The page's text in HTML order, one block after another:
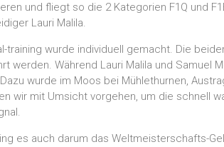
und fliegt so die 2 Kategorien F1Q und
Lauri Malila.
wurde individuell gemacht. Die
Während Lauri Malila und Samuel
wurde im Moos bei Mühlethurnen,
wir mit Umsicht vorgehen, um die schnell
es auch darum das Weltmeisterschafts-